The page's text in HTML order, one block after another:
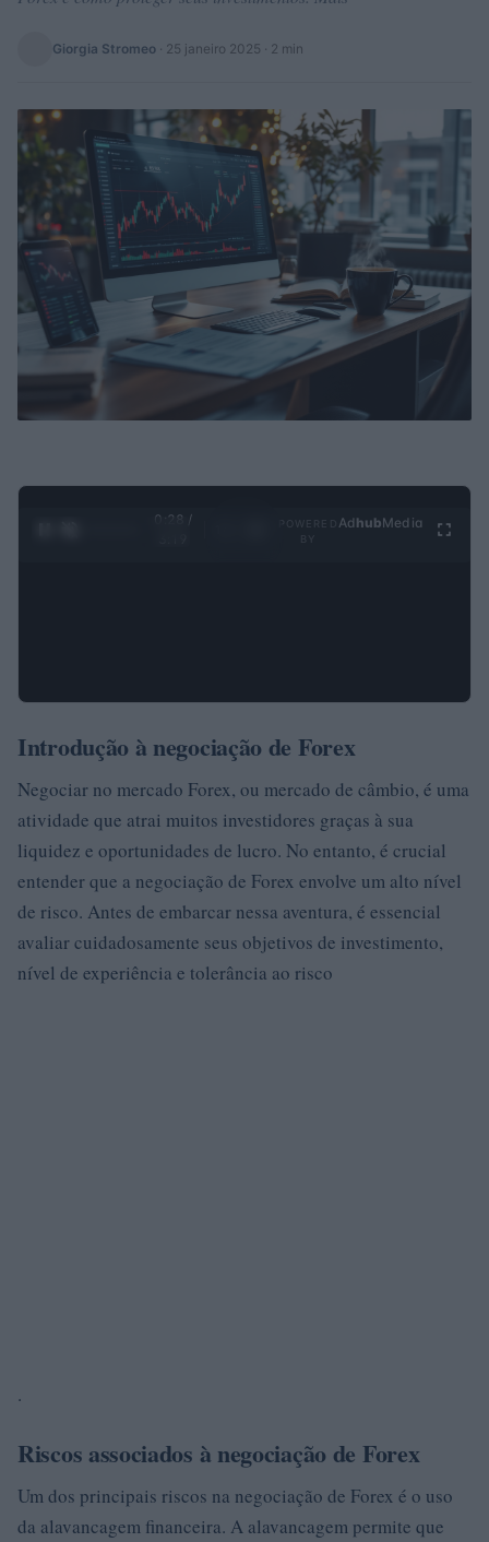
Giorgia Stromeo · 25 janeiro 2025 · 2 min
0:28 /
Ad hubMedia
Introdução à negociação de Forex
Negociar no mercado Forex, ou mercado de câmbio, é uma
atividade que atrai muitos investidores graças à sua
liquidez e oportunidades de lucro. No entanto, é crucial
entender que a negociação de Forex envolve um alto nível
de risco. Antes de embarcar nessa aventura, é essencial
avaliar cuidadosamente seus objetivos de investimento,
nível de experiência e tolerância ao risco
.
Riscos associados à negociação de Forex
Um dos principais riscos na negociação de Forex é o uso
da alavancagem financeira. A alavancagem permite que